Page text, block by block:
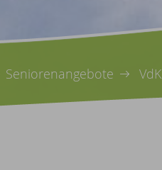
Seniorenangebote